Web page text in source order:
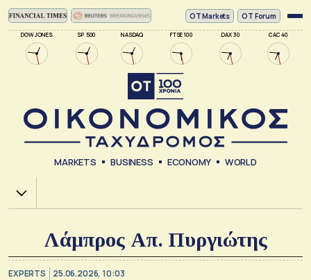
DOW JONES SP 500 NASDAQ FTSE 100 DAX 30 CAC 40
ΟΤ Markets OT Forum
MARKETS BUSINESS ECONOMY WORLD
Χ.Α.
Λάμπρος Απ. Πυργιώτης
EXPERTS 25.06.2026, 10:03